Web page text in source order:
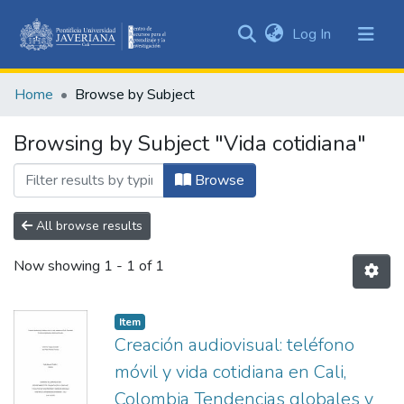
&
All of DSpace
Log In (current)
Home Browse by Subject
Browsing by Subject "Vida cotidiana"
Browse
All browse results
Now showing 1 - 1 of 1
Item
Creación audiovisual: teléfono
móvil y vida cotidiana en Cali,
Colombia Tendencias globales y